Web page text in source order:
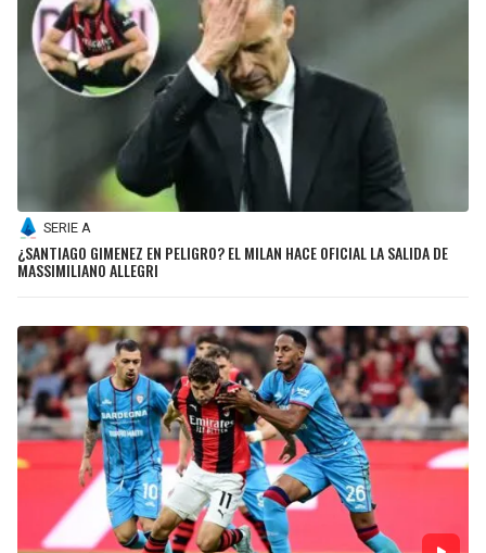
SERIE A
¿SANTIAGO GIMENEZ EN PELIGRO? EL MILAN HACE OFICIAL LA SALIDA DE
MASSIMILIANO ALLEGRI